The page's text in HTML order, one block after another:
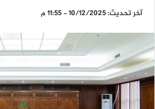
آخر تحديث: 10/12/2025 - 11:55 م